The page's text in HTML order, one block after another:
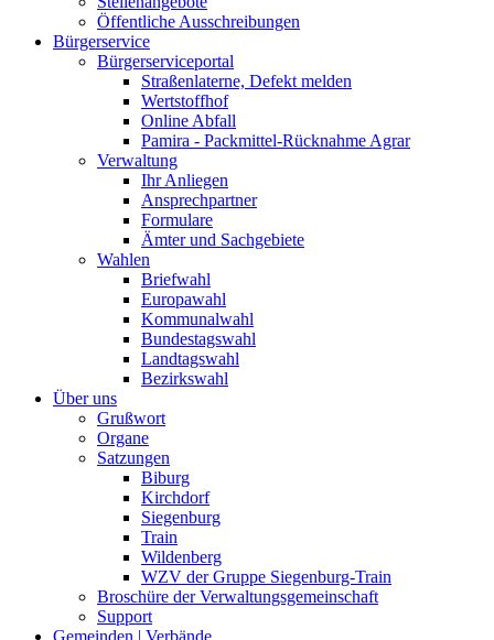
Öffentliche Ausschreibungen
Bürgerservice
Bürgerserviceportal
Straßenlaterne, Defekt melden
Wertstoffhof
Online Abfall
Pamira - Packmittel-Rücknahme Agrar
Verwaltung
Ihr Anliegen
Ansprechpartner
Formulare
Ämter und Sachgebiete
Wahlen
Briefwahl
Europawahl
Kommunalwahl
Bundestagswahl
Landtagswahl
Bezirkswahl
Über uns
Grußwort
Organe
Satzungen
Biburg
Kirchdorf
Siegenburg
Train
Wildenberg
WZV der Gruppe Siegenburg-Train
Broschüre der Verwaltungsgemeinschaft
Support
Gemeinden | Verbände